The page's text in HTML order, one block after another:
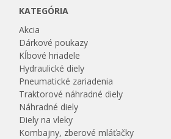
KATEGÓRIA
Akcia
Dárkové poukazy
Kĺbové hriadele
Hydraulické diely
Pneumatické zariadenia
Traktorové náhradné diely
Náhradné diely
Diely na vleky
Kombajny, zberové mláťačky